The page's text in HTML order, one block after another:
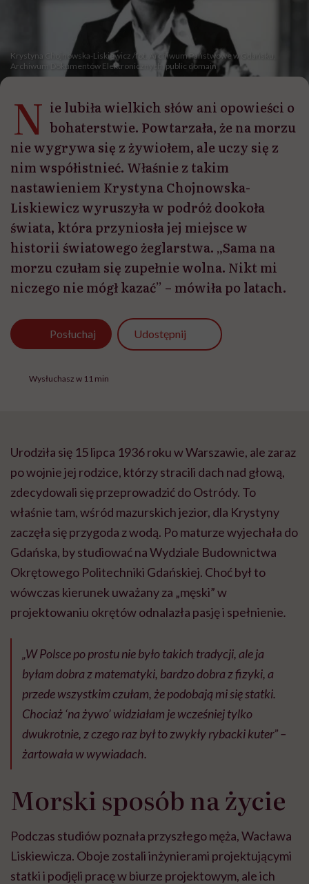
Krystyna Chojnowska-Liskiewicz /fot. Archiwum Państwowe w Gdańsku,
Archiwum Dokumentów Elektronicznych, public domain
N ie lubiła wielkich słów ani opowieści o
bohaterstwie. Powtarzała, że na morzu
nie wygrywa się z żywiołem, ale uczy się z
nim współistnieć. Właśnie z takim
nastawieniem Krystyna Chojnowska-
Liskiewicz wyruszyła w podróż dookoła
świata, która przyniosła jej miejsce w
historii światowego żeglarstwa. „Sama na
morzu czułam się zupełnie wolna. Nikt mi
niczego nie mógł kazać” – mówiła po latach.
Posłuchaj Udostępnij
Wysłuchasz w 11 min
Urodziła się 15 lipca 1936 roku w Warszawie, ale zaraz
po wojnie jej rodzice, którzy stracili dach nad głową,
zdecydowali się przeprowadzić do Ostródy. To
właśnie tam, wśród mazurskich jezior, dla Krystyny
zaczęła się przygoda z wodą. Po maturze wyjechała do
Gdańska, by studiować na Wydziale Budownictwa
Okrętowego Politechniki Gdańskiej. Choć był to
wówczas kierunek uważany za „męski” w
projektowaniu okrętów odnalazła pasję i spełnienie.
„W Polsce po prostu nie było takich tradycji, ale ja
byłam dobra z matematyki, bardzo dobra z fizyki, a
przede wszystkim czułam, że podobają mi się statki.
Chociaż ‘na żywo’ widziałam je wcześniej tylko
dwukrotnie, z czego raz był to zwykły rybacki kuter”–
żartowała w wywiadach.
Morski sposób na życie
Podczas studiów poznała przyszłego męża, Wacława
Liskiewicza. Oboje zostali inżynierami projektującymi
statki i podjęli pracę w biurze projektowym, ale ich